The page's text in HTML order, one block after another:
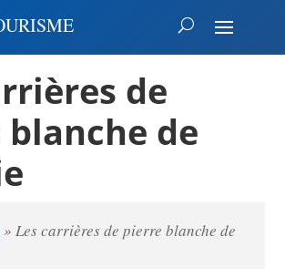
de
de
» Les carrières de pierre blanche de